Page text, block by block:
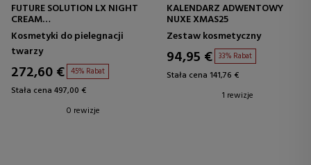
FUTURE SOLUTION LX NIGHT
CREAM
ESTUCHE
Kosmetyki do pielegnacji
twarzy
272,60 € 45% Rabat
Stała cena 497,00 €
0 rewizje
KALENDARZ ADWENTOWY
NUXE XMAS25
Zestaw kosmetyczny
94,95 € 33% Rabat
Stała cena 141,76 €
1 rewizje